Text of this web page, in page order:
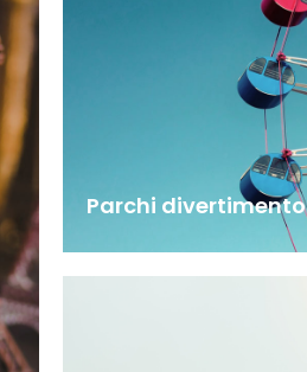
Parchi divertimento